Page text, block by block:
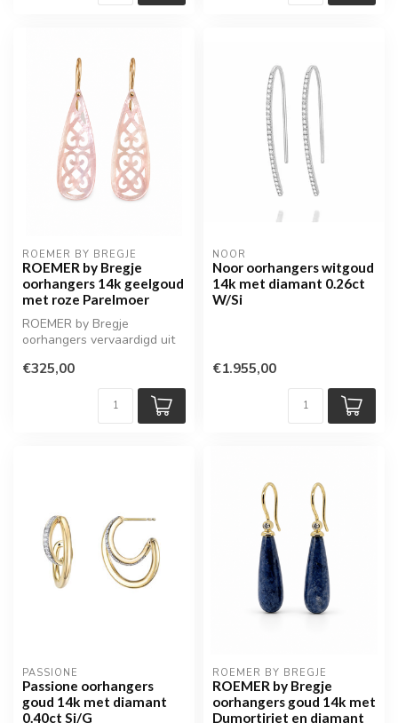
ROEMER BY BREGJE
ROEMER by Bregje
oorhangers 14k geelgoud
met roze Parelmoer
ROEMER by Bregje
oorhangers vervaardigd uit
uitgevoerd met...
€325,00
NOOR
Noor oorhangers witgoud
14k met diamant 0.26ct
W/Si
€1.955,00
PASSIONE
Passione oorhangers
goud 14k met diamant
0.40ct Si/G
ROEMER BY BREGJE
ROEMER by Bregje
oorhangers goud 14k met
Dumortiriet en diamant